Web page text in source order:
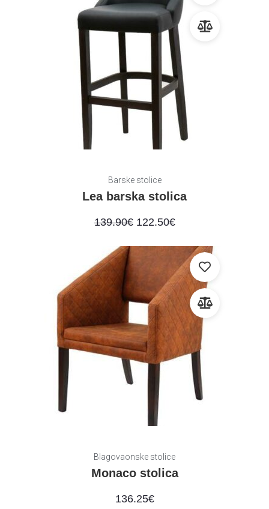
Barske stolice
Lea barska stolica
139.90€ 122.50€
Blagovaonske stolice
Monaco stolica
136.25€